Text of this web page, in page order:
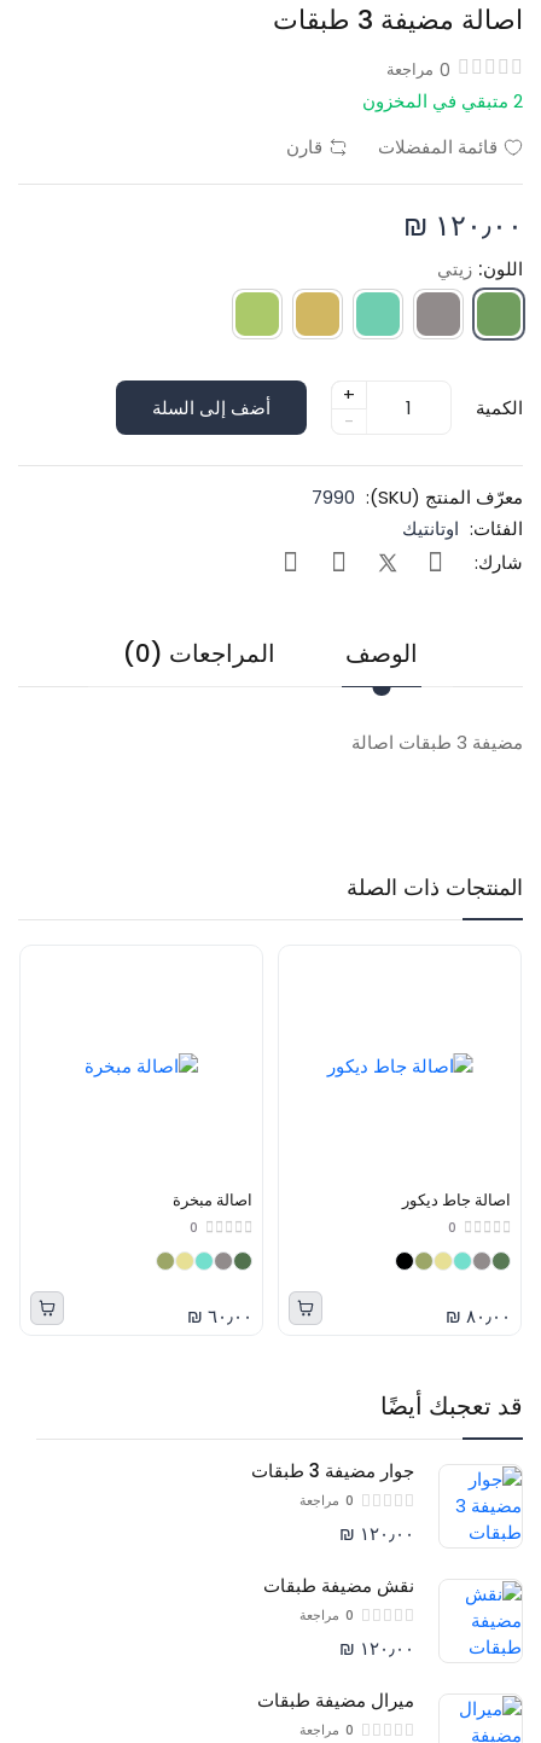
اصالة مضيفة 3 طبقات
0 مراجعة
2 متبقي في المخزون
قائمة المفضلات
قارن
١٢٠٫٠٠ ₪
اللون: زيتي
الكمية
+
-
أضف إلى السلة
معرّف المنتج (SKU):
7990
الفئات: اوتانتيك
شارك:
قد تعجبك أيضًا
جوار مضيفة 3 طبقات
0 مراجعة
١٢٠٫٠٠ ₪
نقش مضيفة طبقات
0 مراجعة
١٢٠٫٠٠ ₪
ميرال مضيفة طبقات
0 مراجعة
الوصف المراجعات (0)
مضيفة 3 طبقات اصالة
المنتجات ذات الصلة
اصالة جاط ديكور
0
٨٠٫٠٠ ₪
اصالة مبخرة
0
٦٠٫٠٠ ₪